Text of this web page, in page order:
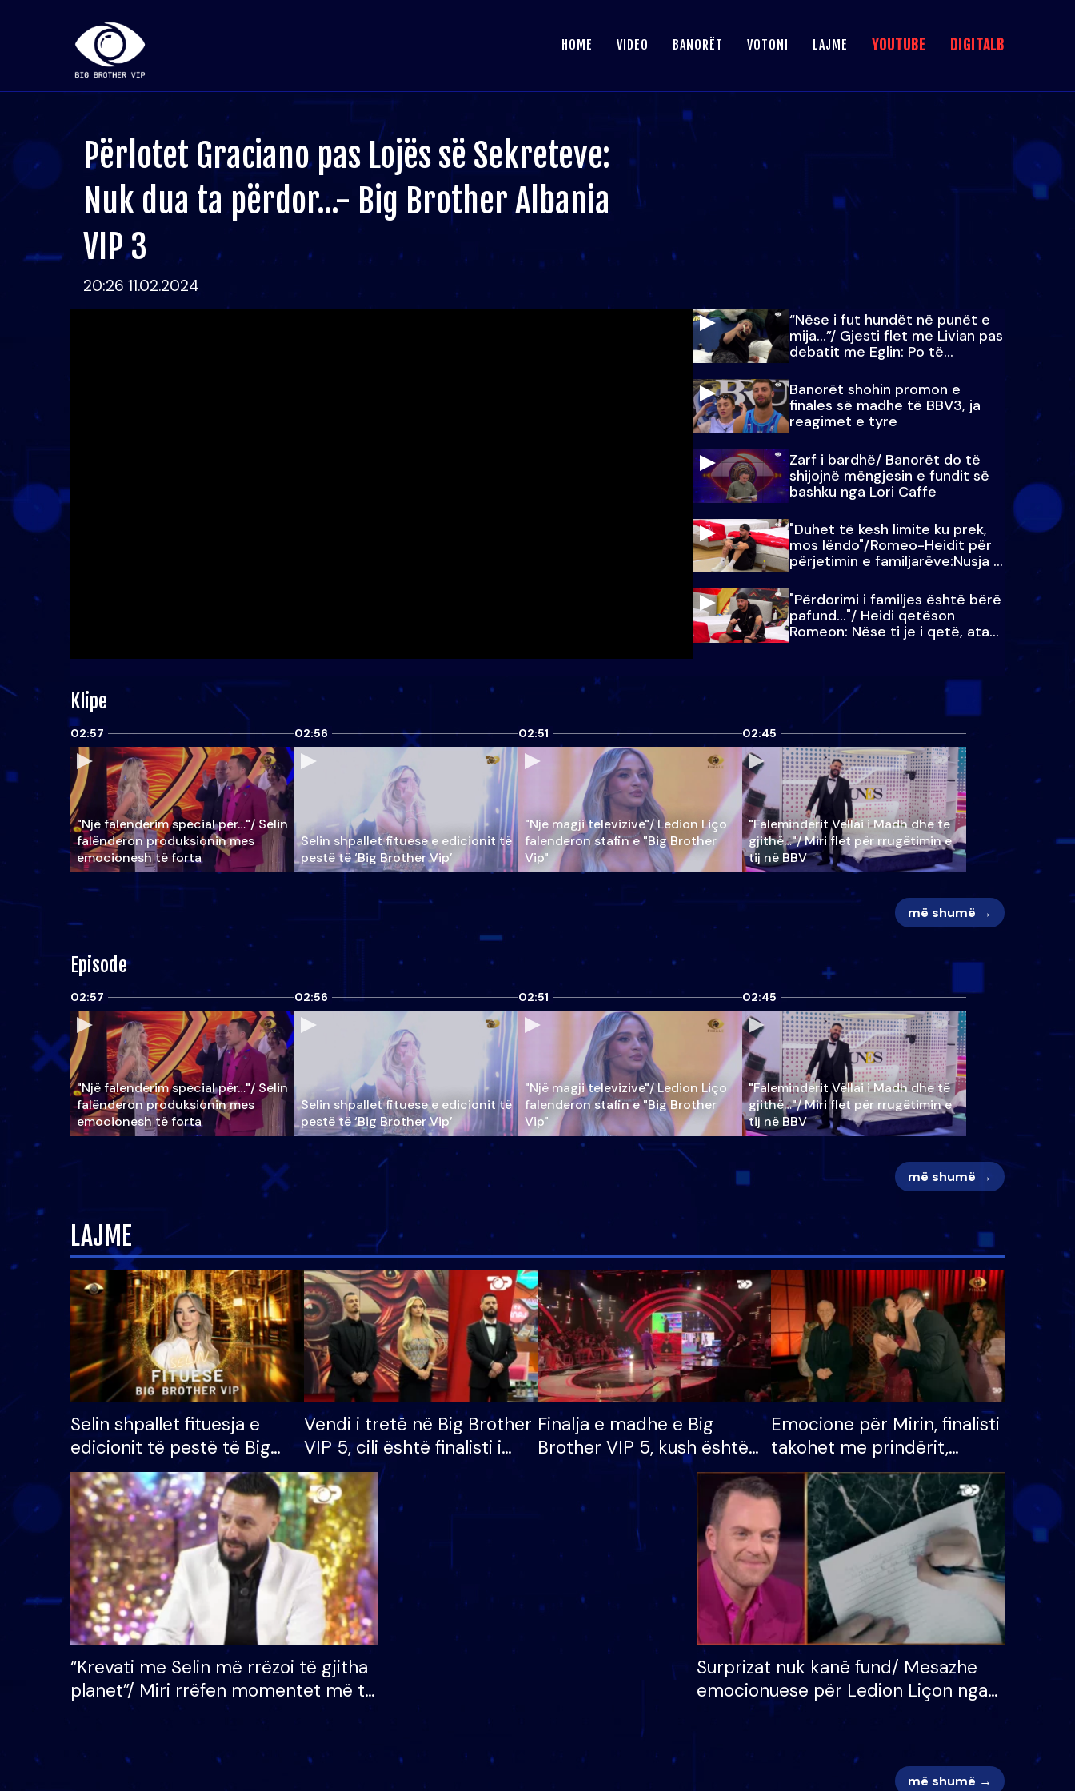
HOME VIDEO BANORËT VOTONI LAJME YOUTUBE DIGITALB
Përlotet Graciano pas Lojës së Sekreteve:
Nuk dua ta përdor...- Big Brother Albania
VIP 3
20:26 11.02.2024
“Nëse i fut hundët në punët e
mija…”/ Gjesti flet me Livian pas
debatit me Eglin: Po të
paralajmëroj
Banorët shohin promon e
finales së madhe të BBV3, ja
reagimet e tyre
Zarf i bardhë/ Banorët do të
shijojnë mëngjesin e fundit së
bashku nga Lori Caffe
"Duhet të kesh limite ku prek,
mos lëndo"/Romeo-Heidit për
përjetimin e familjarëve:Nusja e
Julit…
"Përdorimi i familjes është bërë
pafund…"/ Heidi qetëson
Romeon: Nëse ti je i qetë, ata
qetësohen
Klipe
02:57
"Një falenderim special për…"/ Selin
falënderon produksionin mes
emocionesh të forta
02:56
Selin shpallet fituese e edicionit të
pestë të ‘Big Brother Vip’
02:51
"Një magji televizive"/ Ledion Liço
falenderon stafin e "Big Brother
Vip"
02:45
"Faleminderit Vëllai i Madh dhe të
gjithë…"/ Miri flet për rrugëtimin e
tij në BBV
më shumë →
Episode
02:57
"Një falenderim special për…"/ Selin
falënderon produksionin mes
emocionesh të forta
02:56
Selin shpallet fituese e edicionit të
pestë të ‘Big Brother Vip’
02:51
"Një magji televizive"/ Ledion Liço
falenderon stafin e "Big Brother
Vip"
02:45
"Faleminderit Vëllai i Madh dhe të
gjithë…"/ Miri flet për rrugëtimin e
tij në BBV
më shumë →
LAJME
Selin shpallet fituesja e
edicionit të pestë të Big
Brother VIP, rrëmben
çmimin e madh prej 100
mijë eurosh
Vendi i tretë në Big Brother
VIP 5, cili është finalisti i
radhës që lë shtëpinë
Finalja e madhe e Big
Brother VIP 5, kush është
banori i parë që lë shtëpinë
dhe humb mundësinë për
të fituar çmimin e madh
Emocione për Mirin, finalisti
takohet me prindërit,
vajzën dhe bashkëshorten:
S’kemi ndonjë letër divorci
apo jo?
“Krevati me Selin më rrëzoi të gjitha
planet”/ Miri rrëfen momentet më të
bukura në shtëpinë e BB VIP: Do më
Surprizat nuk kanë fund/ Mesazhe
emocionuese për Ledion Liçon nga
nëna dhe fëmijët e tij, moderatori
më shumë →